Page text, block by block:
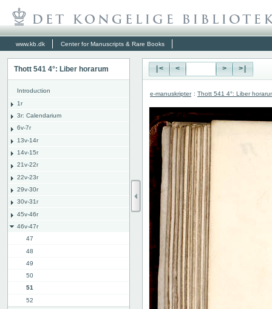
www.kb.dk Center for Manuscripts & Rare Books
Thott 541 4°: Liber horarum
Introduction
1r
3r: Calendarium
6v-7r
13v-14r
14v-15r
21v-22r
22v-23r
29v-30r
30v-31r
45v-46r
46v-47r
47
48
49
50
51
52
|< < > >|
e-manuskripter : Thott 541 4°: Liber